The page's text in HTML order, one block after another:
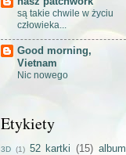
są takie chwile w życiu
człowieka...
Good morning,
Vietnam
Nic nowego
Etykiety
3D (1) 52 kartki (15) album